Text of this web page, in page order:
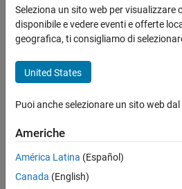
Stato
Seleziona un sito web per
disponibile e vedere eventi e offerte
geografica, ti consigliamo di
United States
Puoi anche selezionare un sito web
Americhe
América Latina (Español)
Canada (English)